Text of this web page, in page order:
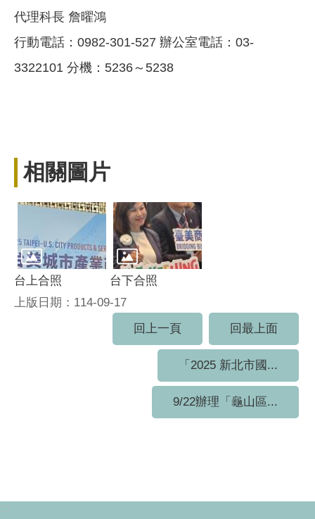
代理科長 詹曜鴻
行動電話：0982-301-527 辦公室電話：03-
3322101 分機：5236～5238
相關圖片
台上合照
台下合照
上版日期：114-09-17
回上一頁
回最上面
「2025 新北市國...
9/22辦理「龜山區...
:::